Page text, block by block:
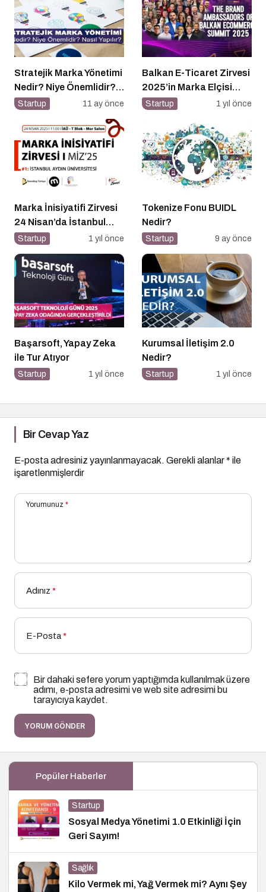
Stratejik Marka Yönetimi
Nedir? Niye Önemlidir?
Stratejik Marka Yönetimi
Startup 11 ay önce
Balkan E-Ticaret Zirvesi
2025’in Marka Elçisi
Belli Oldu
Startup 1 yıl önce
Marka İnisiyatifi Zirvesi
24 Nisan’da İstanbul
Aydın Üniversitesi’nde!
Startup 1 yıl önce
Tokenize Fonu BUIDL
Nedir?
Startup 9 ay önce
Başarsoft, Yapay Zeka
ile Tur Atıyor
Startup 1 yıl önce
Kurumsal İletişim 2.0
Nedir?
Startup 1 yıl önce
Bir Cevap Yaz
E-posta adresiniz yayınlanmayacak. Gerekli alanlar* ile
işaretlenmişlerdir
Yorumunuz *
Adınız *
E-Posta*
Bir dahaki sefere yorum yaptığımda kullanılmak üzere
adımı, e-posta adresimi ve web site adresimi bu
tarayıcıya kaydet.
YORUM GÖNDER
Popüler Haberler
Startup
Sosyal Medya Yönetimi 1.0 Etkinliği İçin
Geri Sayım!
Sağlık
Kilo Vermek mi, Yağ Vermek mi? Aynı Şey